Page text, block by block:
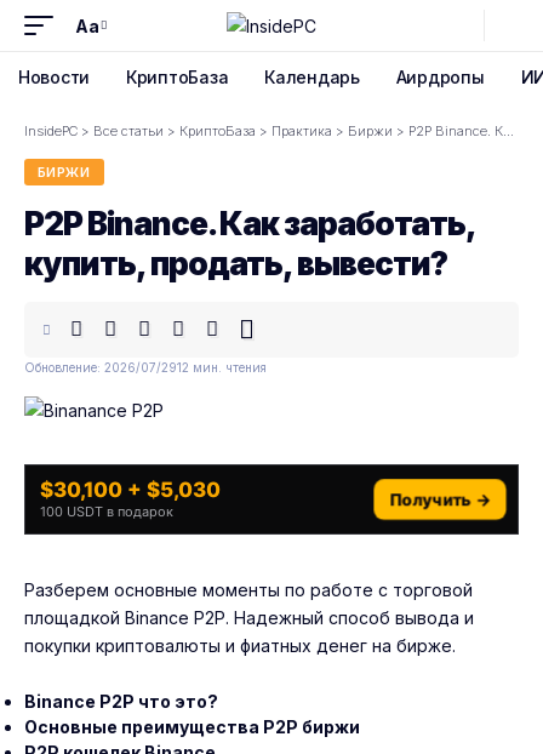
Font
Resizer
Aa
Новости КриптоБаза Календарь Аирдропы
InsidePC > Все статьи > КриптоБаза > Практика > Биржи > P2P Binance. Как заработать, купить, продать, вывести?
БИРЖИ
P2P Binance. Как заработать,
купить, продать, вывести?
Обновление: 2026/07/2912 мин. чтения
$30,100 + $5,030
100 USDT в подарок
Получить →
Разберем основные моменты по работе с торговой
площадкой Binance P2P. Надежный способ вывода и
покупки криптовалюты и фиатных денег на бирже.
Binance P2P что это?
Основные преимущества P2P биржи